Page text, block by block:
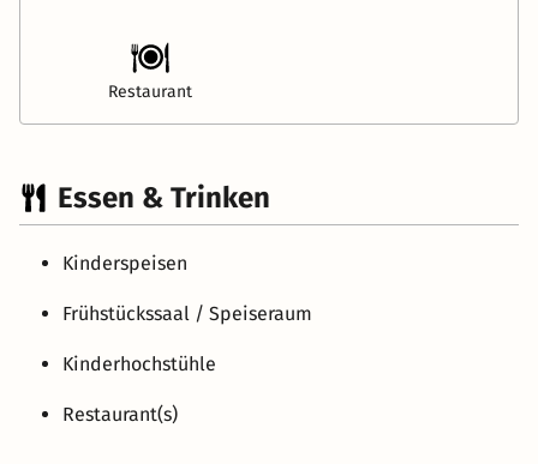
Restaurant
Essen & Trinken
Kinderspeisen
Frühstückssaal / Speiseraum
Kinderhochstühle
Restaurant(s)